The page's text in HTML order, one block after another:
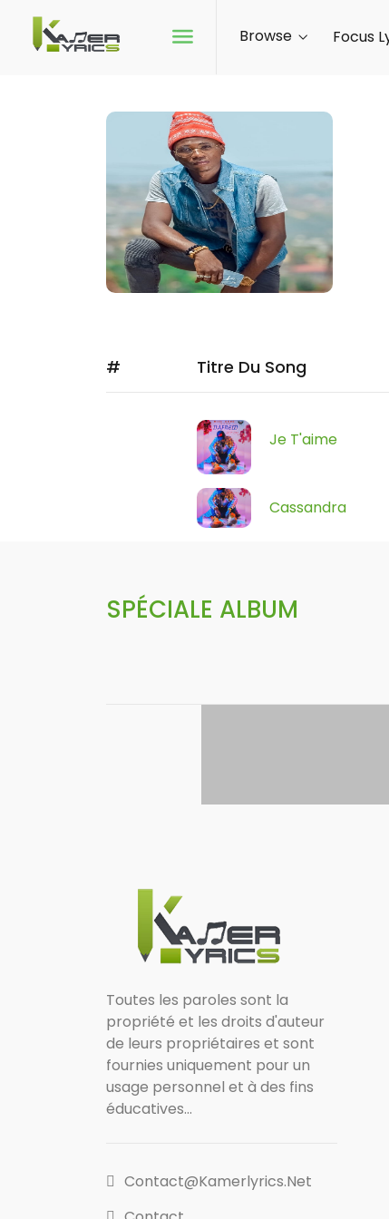
Browse Focus
# Titre Du Song
Je T'aime
Cassandra
SPÉCIALE ALBUM
Toutes les paroles sont la
propriété et les droits d'auteur
de leurs propriétaires et sont
fournies uniquement pour un
usage personnel et à des fins
éducatives...
Contact@kamerlyrics.net